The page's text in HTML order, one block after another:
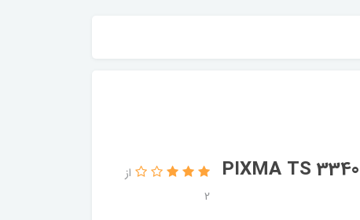
کارتریج پرینتر جوهر افشان کانن مدل PIXMA TS 3340
از
2